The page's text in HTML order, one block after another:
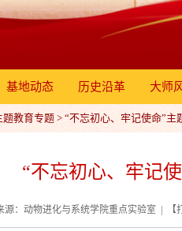
基地动态 历史沿革 大师
题教育专题> “不忘初心、牢记使命”主
“不忘初心、牢记
源：动物进化与系统学院重点实验室 | 【